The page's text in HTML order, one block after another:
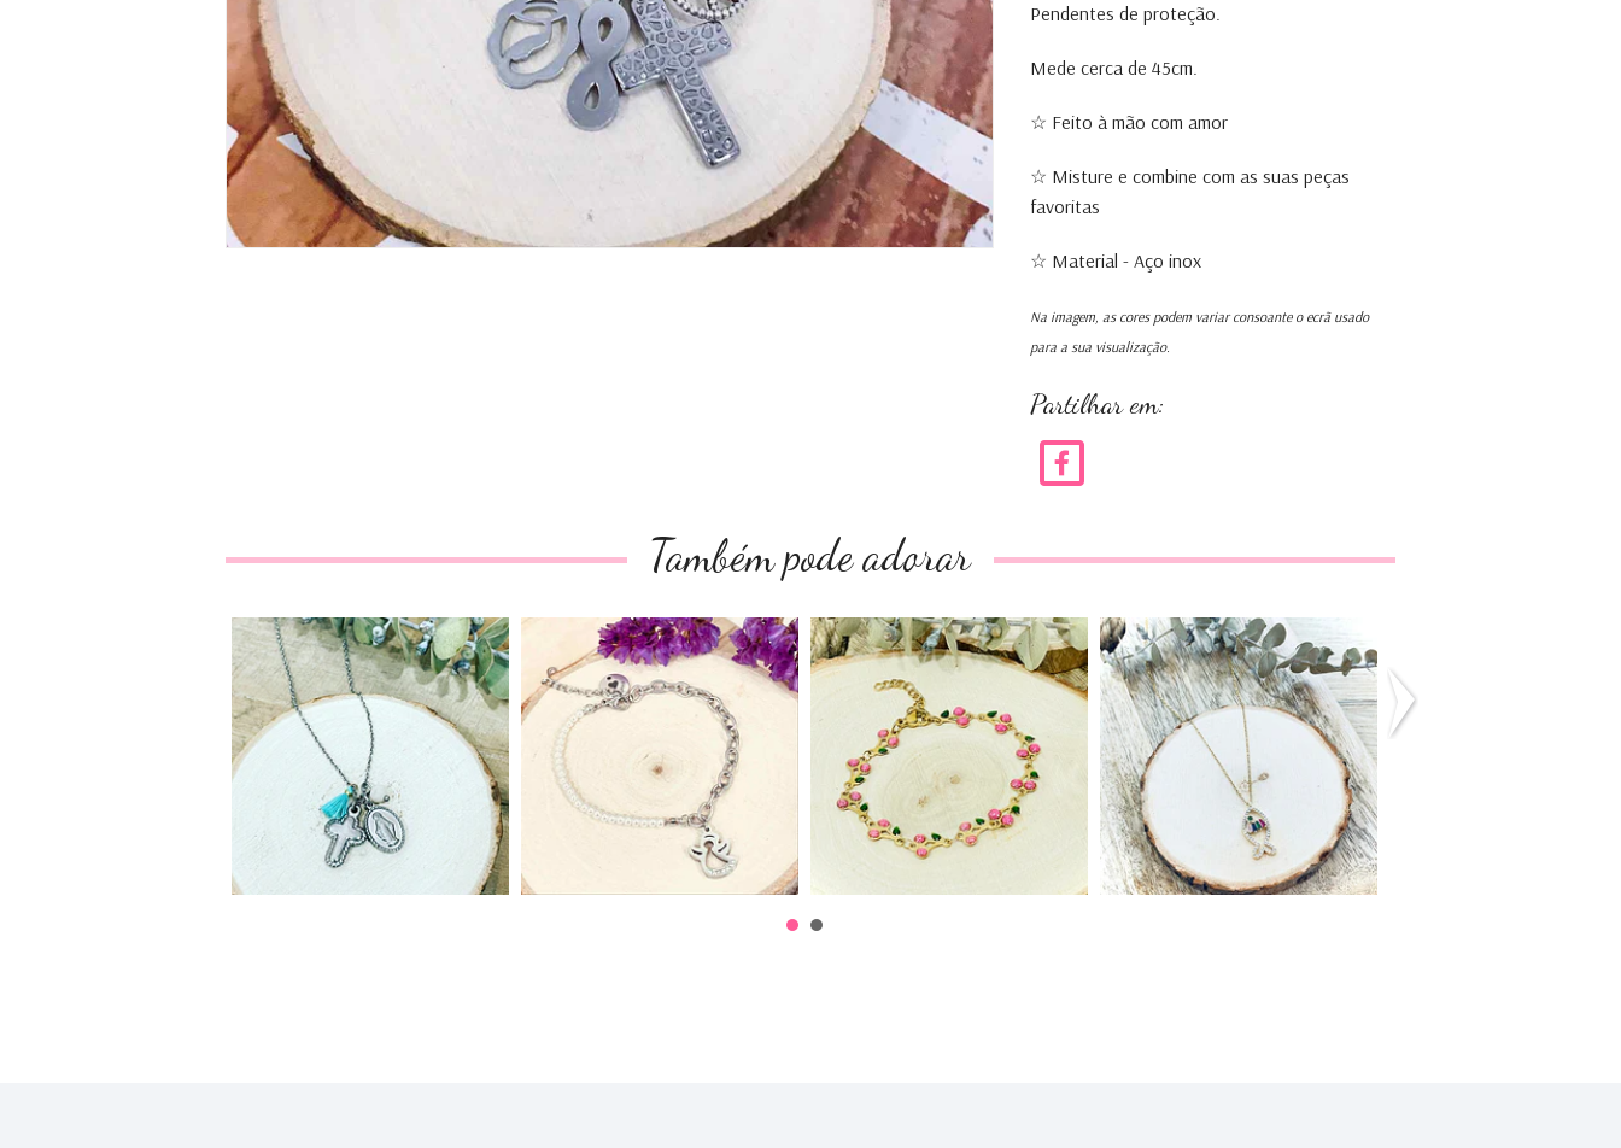
Pendentes de proteção.
Mede cerca de 45cm.
☆ Feito à mão com amor
☆ Misture e combine com as suas peças
favoritas
☆ Material - Aço inox
Na imagem, as cores podem variar consoante o ecrã usado
para a sua visualização.
Partilhar em:
Também pode adorar
Colar Proteção
13,90€
Pulseira Aço .
Anjinho
10,00€
Pulseira Aço .
Cerejas
9,50€
Colar Aço . Peixinho
14,00€